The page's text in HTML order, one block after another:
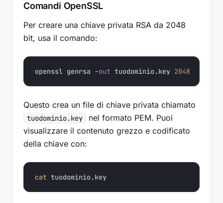
Comandi OpenSSL
Per creare una chiave privata RSA da 2048
bit, usa il comando:
openssl genrsa -out tuodominio.key 2048
Questo crea un file di chiave privata chiamato
tuodominio.key
nel formato PEM. Puoi
visualizzare il contenuto grezzo e codificato
della chiave con:
cat